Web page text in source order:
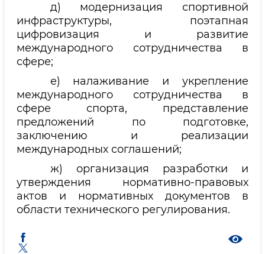
д) модернизация спортивной
инфраструктуры, поэтапная
цифровизация и развитие
международного сотрудничества в
сфере;
е) налаживание и укрепление
международного сотрудничества в
сфере спорта, представление
предложений по подготовке,
заключению и реализации
международных соглашений;
ж) организация разработки и
утверждения нормативно-правовых
актов и нормативных документов в
области технического регулирования.